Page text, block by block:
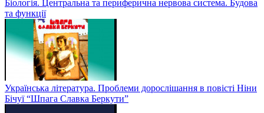
Біологія. Центральна та периферична нервова система. Будова
та функції
Українська література. Проблеми дорослішання в повісті Ніни
Бічуї “Шпага Славка Беркути”